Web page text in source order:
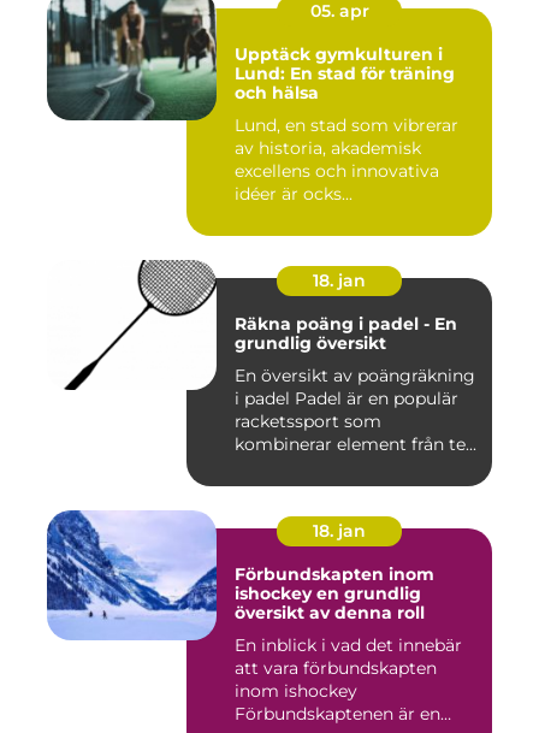
05. apr
Upptäck gymkulturen i
Lund: En stad för träning
och hälsa
Lund, en stad som vibrerar
av historia, akademisk
excellens och innovativa
idéer är ocks...
18. jan
Räkna poäng i padel - En
grundlig översikt
En översikt av poängräkning
i padel Padel är en populär
racketssport som
kombinerar element från te...
18. jan
Förbundskapten inom
ishockey en grundlig
översikt av denna roll
En inblick i vad det innebär
att vara förbundskapten
inom ishockey
Förbundskaptenen är en